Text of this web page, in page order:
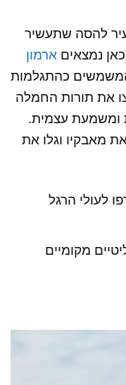
להסה שתעשיר
נמצאים ארמון
כהתגלמות
את תורות החמלה
ומשמעת עצמית.
מאבקיו וגלו את
לעולי הרגל
מקומיים